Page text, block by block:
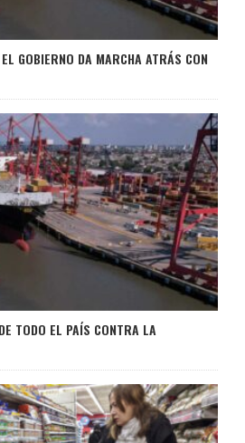
GOBIERNO DA MARCHA ATRÁS CON
TODO EL PAÍS CONTRA LA